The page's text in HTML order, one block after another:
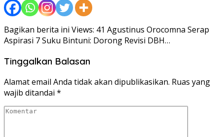
Bagikan berita ini Views: 41 Agustinus Orocomna Serap
Aspirasi 7 Suku Bintuni: Dorong Revisi DBH…
Tinggalkan Balasan
Alamat email Anda tidak akan dipublikasikan. Ruas yang
wajib ditandai *